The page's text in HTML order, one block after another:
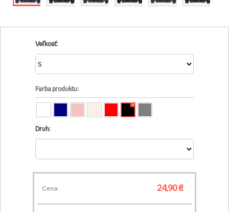
Veľkosť:
Farba produktu:
✓
Druh:
Cena: 24,90 €